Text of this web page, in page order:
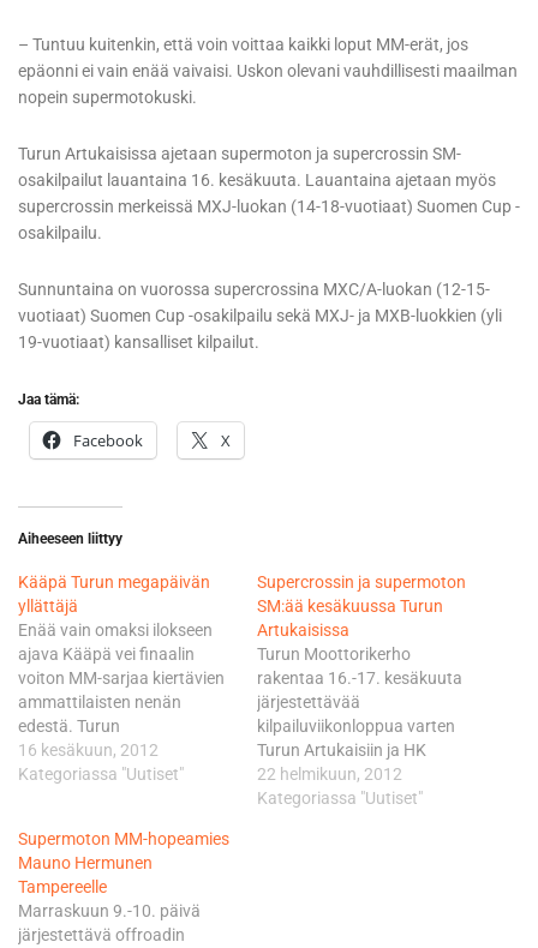
– Tuntuu kuitenkin, että voin voittaa kaikki loput MM-erät, jos
epäonni ei vain enää vaivaisi. Uskon olevani vauhdillisesti maailman
nopein supermotokuski.
Turun Artukaisissa ajetaan supermoton ja supercrossin SM-
osakilpailut lauantaina 16. kesäkuuta. Lauantaina ajetaan myös
supercrossin merkeissä MXJ-luokan (14-18-vuotiaat) Suomen Cup -
osakilpailu.
Sunnuntaina on vuorossa supercrossina MXC/A-luokan (12-15-
vuotiaat) Suomen Cup -osakilpailu sekä MXJ- ja MXB-luokkien (yli
19-vuotiaat) kansalliset kilpailut.
Jaa tämä:
Facebook X
Aiheeseen liittyy
Kääpä Turun megapäivän
yllättäjä
Enää vain omaksi ilokseen
ajava Kääpä vei finaalin
voiton MM-sarjaa kiertävien
ammattilaisten nenän
edestä. Turun
megatapahtumassa kisattiin
SM-pisteistä myös
MM-tason vauhtia niin että
tässä lajissa eivät amatöörit
juhlineet. Kääpä pohjusti
superyllätyksensä hyvin
sujuneella startilla. Erän
16 kesäkuun, 2012
Kategoriassa "Uutiset"
Supercrossin ja supermoton
SM:ää kesäkuussa Turun
Artukaisissa
Turun Moottorikerho
rakentaa 16.-17. kesäkuuta
järjestettävää
kilpailuviikonloppua varten
Turun Artukaisiin ja HK
Areenan läheisyyteen radat
kahta eri moottoripyörälajia
22 helmikuun, 2012
Kategoriassa "Uutiset"
Supermoton MM-hopeamies
Mauno Hermunen
Tampereelle
Marraskuun 9.-10. päivä
järjestettävä offroadin